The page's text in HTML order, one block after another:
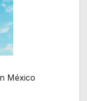
México